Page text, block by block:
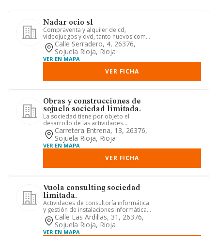
Nadar ocio sl
Compraventa y alquiler de cd,
videojuegos y dvd, tanto nuevos como
de segunda mano. compraventa de ...
Calle Serradero, 4, 26376,
Sojuela Rioja, Rioja
VER EN MAPA
VER FICHA
Obras y construcciones de
sojuela sociedad limitada.
La sociedad tiene por objeto el
desarrollo de las actividades
correspondientes a los siguientes
cód...
Carretera Entrena, 13, 26376,
Sojuela Rioja, Rioja
VER EN MAPA
VER FICHA
Vuola consulting sociedad
limitada.
Actividades de consultoría informática
y gestión de instalaciones informáticas.
otras actividades d...
Calle Las Ardillas, 31, 26376,
Sojuela Rioja, Rioja
VER EN MAPA